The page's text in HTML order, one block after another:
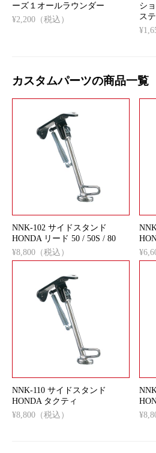
ーズ１オールラウンダー
¥2,200（税込）
シ
ス
カスタムパーツの商品一覧
NNK-102 サイドスタンド
HONDA リード 50 / 50S / 80
¥8,800（税込）
NNK-110 サイドスタンド
HONDA タクティ
¥8,800（税込）